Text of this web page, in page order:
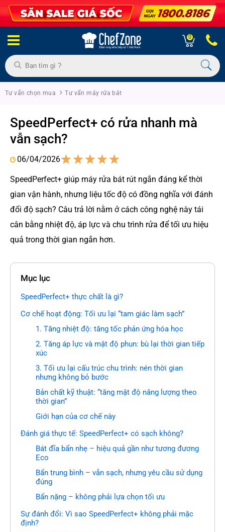
0
Tư vấn chọn mua Tư vấn máy rửa bát
SpeedPerfect+ có rửa nhanh mà
vẫn sạch?
06/04/2026
SpeedPerfect+ giúp máy rửa bát rút ngắn đáng kể thời
gian vận hành, nhưng liệu tốc độ có đồng nghĩa với đánh
đổi độ sạch? Câu trả lời nằm ở cách công nghệ này tái
cân bằng nhiệt độ, áp lực và chu trình rửa để tối ưu hiệu
quả trong thời gian ngắn hơn.
Mục lục
SpeedPerfect+ thực chất là gì?
Cơ chế hoạt động: Tối ưu lại “tam giác làm sạch”
1. Tăng nhiệt độ: tăng tốc phản ứng hóa học
2. Tăng áp lực và mật độ phun: bù lại thời gian tiếp
xúc
3. Tối ưu lại cấu trúc chu trình: nén thời gian
nhưng không bỏ bước
Bản chất kỹ thuật: “tăng mật độ năng lượng theo
thời gian”
Giới hạn của cơ chế này
Đánh giá thực tế: SpeedPerfect+ có sạch không?
Bát đĩa bẩn nhẹ – hiệu quả gần như tương đương
Eco
Bẩn trung bình – vẫn sạch, nhưng yêu cầu sử dụng
đúng
Bẩn nặng – không phải lựa chọn tối ưu
Sự đánh đổi: Vì sao SpeedPerfect+ không phải mặc
định?